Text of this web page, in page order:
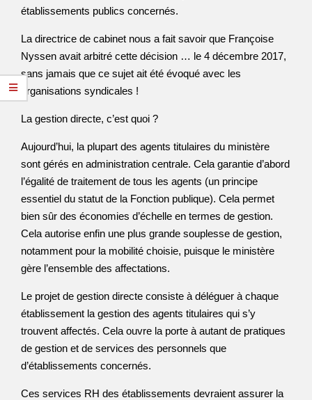
établissements publics concernés.
La directrice de cabinet nous a fait savoir que Françoise
Nyssen avait arbitré cette décision … le 4 décembre 2017,
sans jamais que ce sujet ait été évoqué avec les
organisations syndicales !
La gestion directe, c’est quoi ?
Aujourd’hui, la plupart des agents titulaires du ministère
sont gérés en administration centrale. Cela garantie d’abord
l’égalité de traitement de tous les agents (un principe
essentiel du statut de la Fonction publique). Cela permet
bien sûr des économies d’échelle en termes de gestion.
Cela autorise enfin une plus grande souplesse de gestion,
notamment pour la mobilité choisie, puisque le ministère
gère l’ensemble des affectations.
Le projet de gestion directe consiste à déléguer à chaque
établissement la gestion des agents titulaires qui s’y
trouvent affectés. Cela ouvre la porte à autant de pratiques
de gestion et de services des personnels que
d’établissements concernés.
Ces services RH des établissements devraient assurer la